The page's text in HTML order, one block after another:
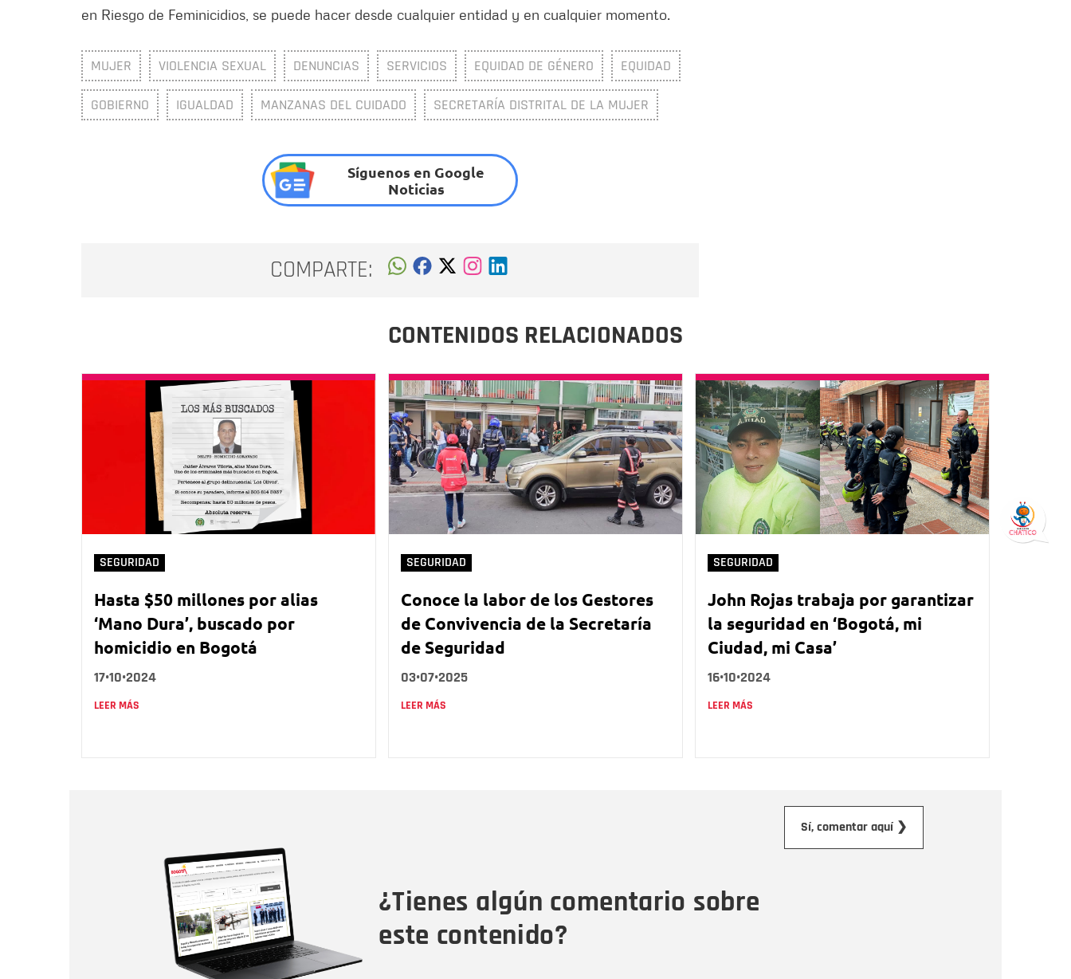
en Riesgo de Feminicidios, se puede hacer desde cualquier entidad y en cualquier momento.
MUJER VIOLENCIA SEXUAL DENUNCIAS SERVICIOS EQUIDAD DE GÉNERO EQUIDAD
GOBIERNO IGUALDAD MANZANAS DEL CUIDADO SECRETARÍA DISTRITAL DE LA MUJER
Síguenos en Google
Noticias
COMPARTE:
CONTENIDOS RELACIONADOS
SEGURIDAD
Hasta $50 millones por alias
‘Mano Dura’, buscado por
homicidio en Bogotá
17•10•2024
LEER MÁS
SEGURIDAD
Conoce la labor de los Gestores
de Convivencia de la Secretaría
de Seguridad
03•07•2025
LEER MÁS
SEGURIDAD
John Rojas trabaja por garantizar
la seguridad en ‘Bogotá, mi
Ciudad, mi Casa’
16•10•2024
LEER MÁS
¿Tienes algún comentario sobre
este contenido?
Sí, comentar aquí ❯